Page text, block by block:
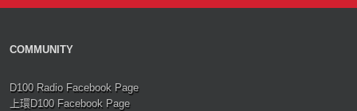
COMMUNITY
D100 Radio Facebook Page
上環D100 Facebook Page